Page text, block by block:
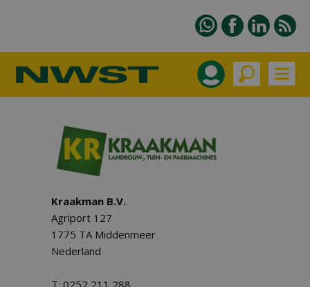
Kraakman B.V.
Agriport 127
1775 TA Middenmeer
Nederland
T: 0252 211 288